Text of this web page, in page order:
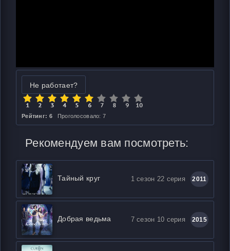
Не работает?
Рейтинг: 6 Проголосовало: 7
Рекомендуем вам посмотреть:
Тайный круг 1 сезон 22 серия 2011
Добрая ведьма 7 сезон 10 серия 2015